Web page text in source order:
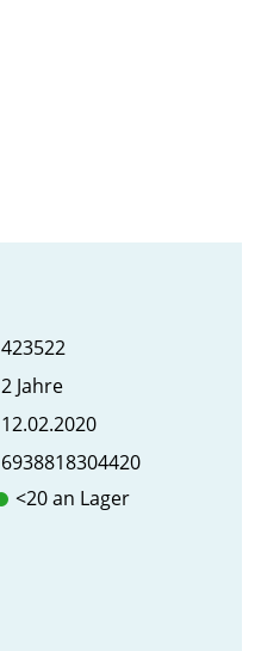
423522
2 Jahre
12.02.2020
6938818304420
<20 an Lager